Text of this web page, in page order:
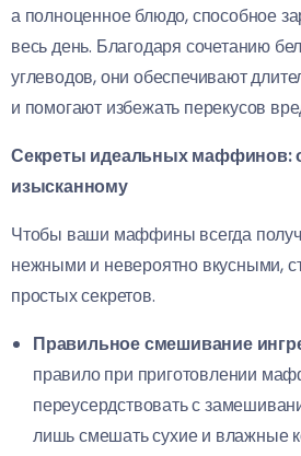
а полноценное блюдо, способное
весь день. Благодаря сочетанию
углеводов, они обеспечивают
и помогают избежать перекусов
Секреты идеальных маффинов:
изысканному
Чтобы ваши маффины всегда
нежными и невероятно вкусными,
простых секретов.
Правильное смешивание
правило при приготовлении
переусердствовать с
лишь смешать сухие и влажные